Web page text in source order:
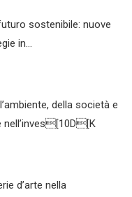
sostenibile: nuove
in…
della società e
nell’inves[10D[K
d’arte nella